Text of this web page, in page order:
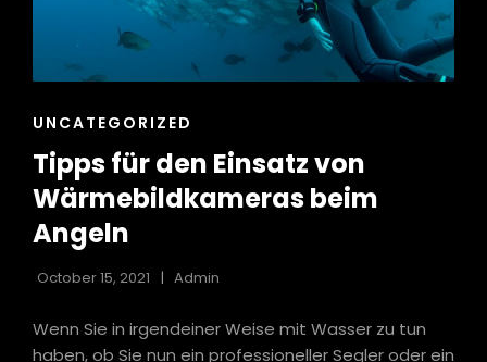
CAT
UNCATEGORIZED
Tipps für den Einsatz von
Wärmebildkameras beim
Angeln
October 15, 2021 Admin
Wenn Sie in irgendeiner Weise mit Wasser zu tun
haben, ob Sie nun ein professioneller Segler oder ein